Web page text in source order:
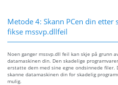
Metode 4: Skann PCen din
fikse mssvp.dllfeil
Noen ganger mssvp.dll feil kan skje på grunn
datamaskinen din. Den skadelige
erstatte dem med sine egne ondsinnede
skanne datamaskinen din for skadelig
mulig.